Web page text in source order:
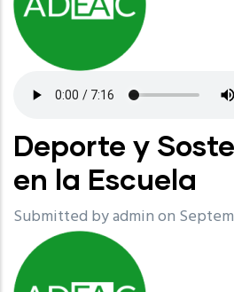
Deporte y
en la Escuela
Submitted byadminon